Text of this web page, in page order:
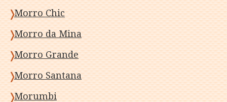
Morro Chic
Morro da Mina
Morro Grande
Morro Santana
Morumbi